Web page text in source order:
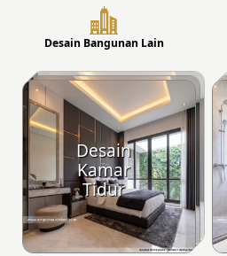
Desain Bangunan Lain
Desain
Kamar
Tidur